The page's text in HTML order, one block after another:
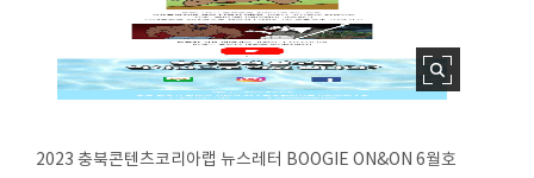
2023 충북콘텐츠코리아랩 뉴스레터 BOOGIE ON&ON 6월호